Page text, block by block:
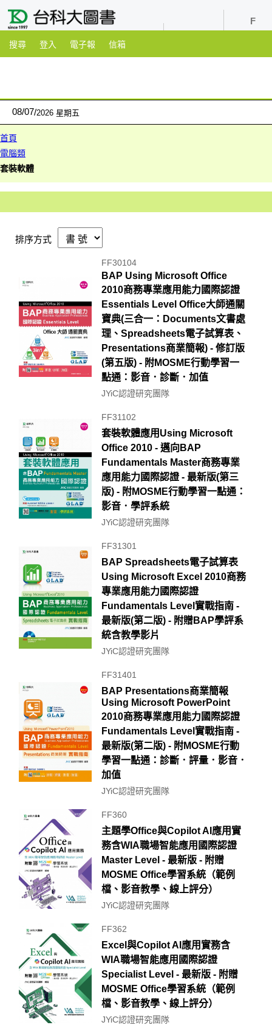
搜尋 登入 電子報 信箱
08/07 2026 星期五
首頁
電腦類
套裝軟體
排序方式
FF30104
BAP Using Microsoft Office
2010商務專業應用能力國際認證
Essentials Level Office大師通關
寶典(三合一：Documents文書處
理、Spreadsheets電子試算表、
Presentations商業簡報) - 修訂版
(第五版) - 附MOSME行動學習一
點通：影音．診斷．加值
JYiC認證研究團隊
FF31102
套裝軟體應用Using Microsoft
Office 2010 - 邁向BAP
Fundamentals Master商務專業
應用能力國際認證 - 最新版(第三
版) - 附MOSME行動學習一點通：
影音．學評系統
JYiC認證研究團隊
FF31301
BAP Spreadsheets電子試算表
Using Microsoft Excel 2010商務
專業應用能力國際認證
Fundamentals Level實戰指南 -
最新版(第二版) - 附贈BAP學評系
統含教學影片
JYiC認證研究團隊
FF31401
BAP Presentations商業簡報
Using Microsoft PowerPoint
2010商務專業應用能力國際認證
Fundamentals Level實戰指南 -
最新版(第二版) - 附MOSME行動
學習一點通：診斷．評量．影音．
加值
JYiC認證研究團隊
FF360
主題學Office與Copilot AI應用實
務含WIA職場智能應用國際認證
Master Level - 最新版 - 附贈
MOSME Office學習系統（範例
檔、影音教學、線上評分）
JYiC認證研究團隊
FF362
Excel與Copilot AI應用實務含
WIA職場智能應用國際認證
Specialist Level - 最新版 - 附贈
MOSME Office學習系統（範例
檔、影音教學、線上評分）
JYiC認證研究團隊